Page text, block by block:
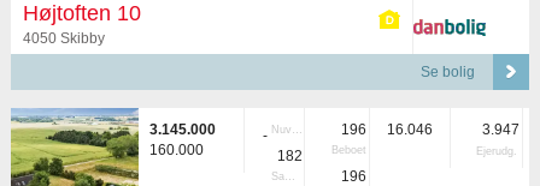
Højtoften 10
4050 Skibby
Se bolig
3.145.000
160.000
- Nuvær.
182
Samlet
196
Beboet
196
16.046 3.947
Ejerudg.